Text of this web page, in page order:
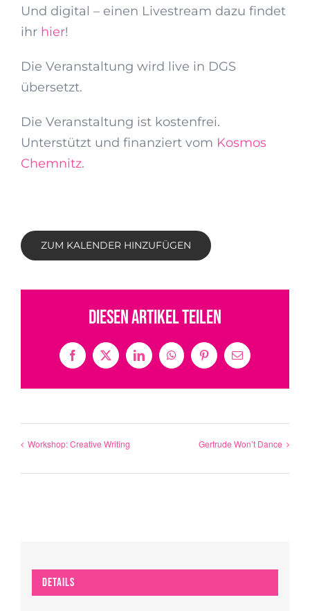
Und digital – einen Livestream dazu findet
ihr hier!
Die Veranstaltung wird live in DGS
übersetzt.
Die Veranstaltung ist kostenfrei.
Unterstützt und finanziert vom Kosmos
Chemnitz.
ZUM KALENDER HINZUFÜGEN
Diesen Artikel teilen
Facebook
X LinkedInWhatsAppPinterestE-
Mail
Workshop: Creative Writing Gertrude Won’t Dance
Details